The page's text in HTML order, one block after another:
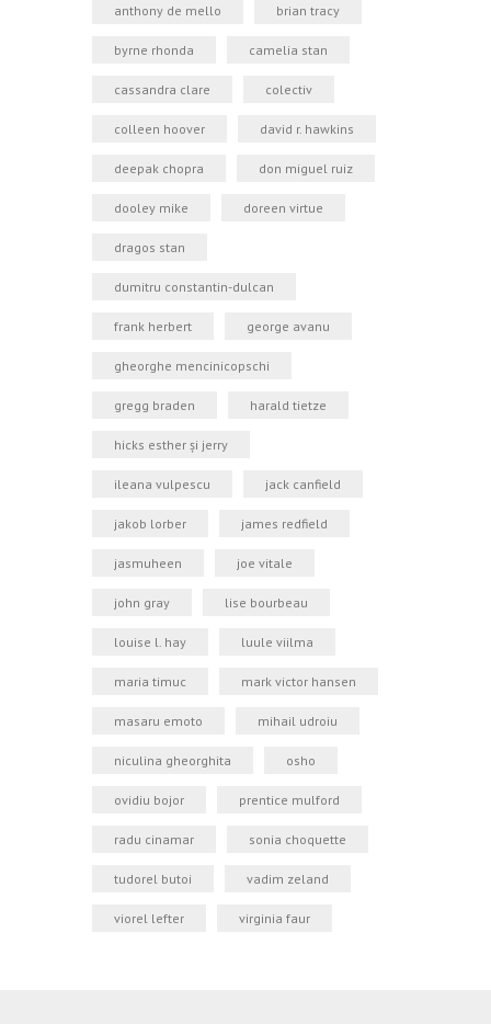
anthony de mello brian tracy
byrne rhonda camelia stan
cassandra clare colectiv
colleen hoover david r. hawkins
deepak chopra don miguel ruiz
dooley mike doreen virtue
dragos stan
dumitru constantin-dulcan
frank herbert george avanu
gheorghe mencinicopschi
gregg braden harald tietze
hicks esther şi jerry
ileana vulpescu jack canfield
jakob lorber james redfield
jasmuheen joe vitale
john gray lise bourbeau
louise l. hay luule viilma
maria timuc mark victor hansen
masaru emoto mihail udroiu
niculina gheorghita osho
ovidiu bojor prentice mulford
radu cinamar sonia choquette
tudorel butoi vadim zeland
viorel lefter virginia faur